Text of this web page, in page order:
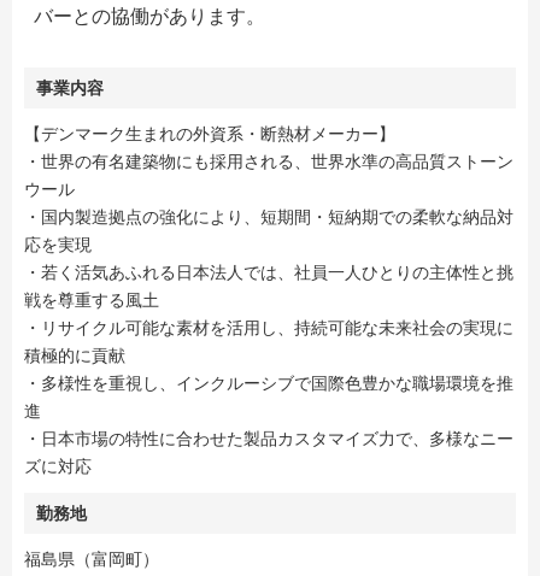
バーとの協働があります。
事業内容
【デンマーク生まれの外資系・断熱材メーカー】
・世界の有名建築物にも採用される、世界水準の高品質ストーン
ウール
・国内製造拠点の強化により、短期間・短納期での柔軟な納品対
応を実現
・若く活気あふれる日本法人では、社員一人ひとりの主体性と挑
戦を尊重する風土
・リサイクル可能な素材を活用し、持続可能な未来社会の実現に
積極的に貢献
・多様性を重視し、インクルーシブで国際色豊かな職場環境を推
進
・日本市場の特性に合わせた製品カスタマイズ力で、多様なニー
ズに対応
勤務地
福島県（富岡町）